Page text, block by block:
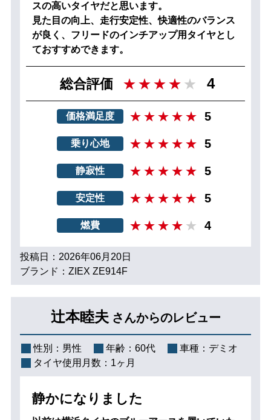
スの高いタイヤだと思います。
見た目の向上、走行安定性、快適性のバランス
が良く、フリードのインチアップ用タイヤとし
ておすすめできます。
総合評価 4
価格満足度 5
乗り心地 5
静寂性 5
安定性 5
燃費 4
投稿日：2026年06月20日
ブランド：ZIEX ZE914F
辻本睦夫 さんからのレビュー
性別： 男性 年齢： 60代 車種： デミオ
タイヤ使用月数： 1ヶ月
静かになりました